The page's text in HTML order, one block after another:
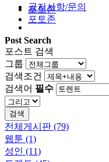
포토존
공지사항/문의
포토존
Post Search
포스트 검색
그룹
검색조건
검색어 필수
검색
전체게시판 (79)
웹툰 (1)
성인 (11)